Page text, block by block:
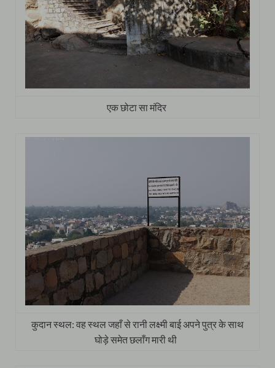
एक छोटा सा मंदिर
कुदान स्थल: वह स्थल जहाँ से रानी लक्ष्मी बाई अपने पुत्र के साथ
घोड़े समेत छलाँग मारी थी